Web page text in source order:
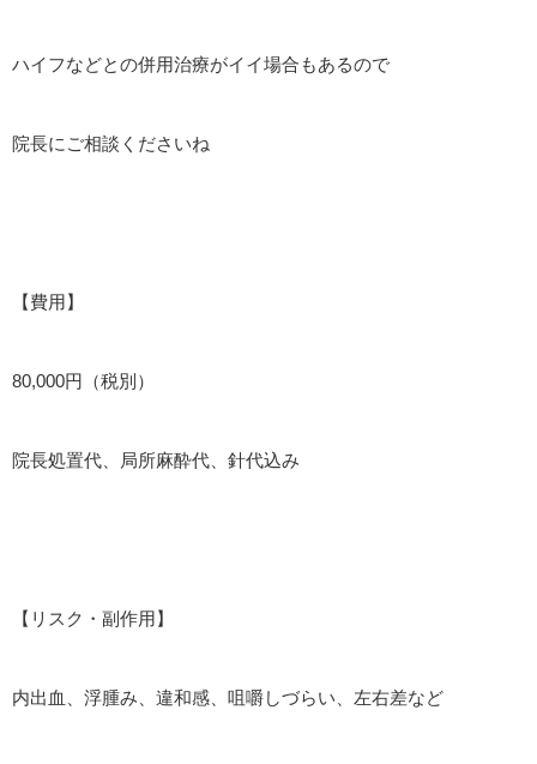
ハイフなどとの併用治療がイイ場合もあるので
院長にご相談くださいね
【費用】
80,000円（税別）
院長処置代、局所麻酔代、針代込み
【リスク・副作用】
内出血、浮腫み、違和感、咀嚼しづらい、左右差など